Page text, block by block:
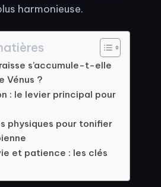
harmonieuse.
s’accumule-t-elle
Vénus ?
: le levier principal pour
physiques pour tonifier
et patience : les clés